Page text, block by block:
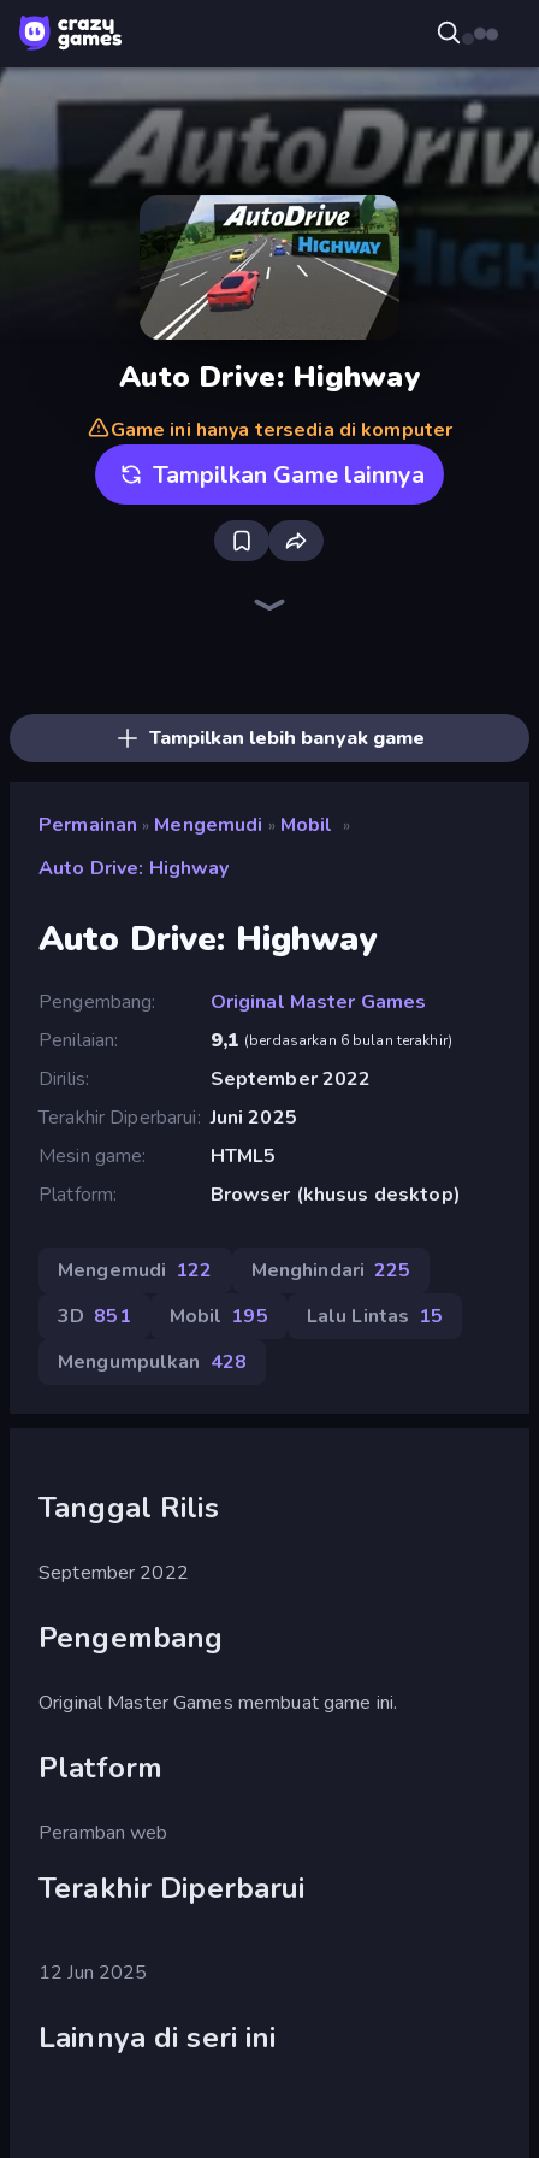
Auto Drive: Highway
Game ini hanya tersedia di komputer
Tampilkan Game lainnya
Tampilkan lebih banyak game
Permainan » Mengemudi » Mobil »
Auto Drive: Highway
Auto Drive: Highway
Pengembang
Original Master Games
Penilaian
9,1 (berdasarkan 6 bulan terakhir)
Dirilis
September 2022
Terakhir Diperbarui Juni 2025
Mesin game
HTML5
Platform
Browser (khusus desktop)
Mengemudi 122 Menghindari 225
3D 851 Mobil 195 Lalu Lintas 15
Mengumpulkan 428
Tanggal Rilis
September 2022
Pengembang
Original Master Games membuat game ini.
Platform
Peramban web
Terakhir Diperbarui
12 Jun 2025
Lainnya di seri ini